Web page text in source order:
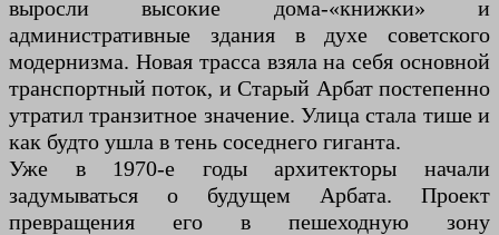
выросли высокие дома-«книжки» и
административные здания в духе советского
модернизма. Новая трасса взяла на себя основной
транспортный поток, и Старый Арбат постепенно
утратил транзитное значение. Улица стала тише и
как будто ушла в тень соседнего гиганта.
Уже в 1970-е годы архитекторы начали
задумываться о будущем Арбата. Проект
превращения его в пешеходную зону